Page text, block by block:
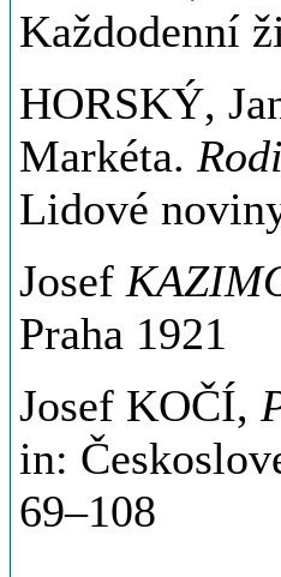
Každodenní
HORSKÝ,
Markéta.
Lidové
Josef
Praha 1921
Josef KOČÍ,
in:
69–108